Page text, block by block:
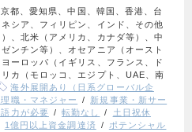
都、愛知県、中国、韓国、香港、台
シア、フィリピン、インド、その他
、北米（アメリカ、カナダ等）、中
ンチン等）、オセアニア（オースト
ーロッパ（イギリス、フランス、ド
カ（モロッコ、エジプト、UAE、南
海外展開あり（日系グローバル企
職・マネジャー
新規事業・新サー
力が必要 転勤なし
土日祝休
1億円以上資金調達済
ポテンシャル